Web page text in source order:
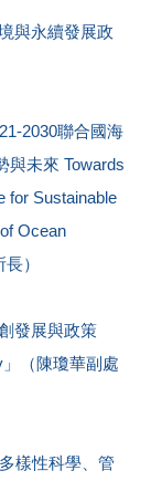
與永續發展政
2030聯合國海
與未來 Towards
for Sustainable
Ocean
）
發展與政策
（陳瓊華副處
樣性科學、管